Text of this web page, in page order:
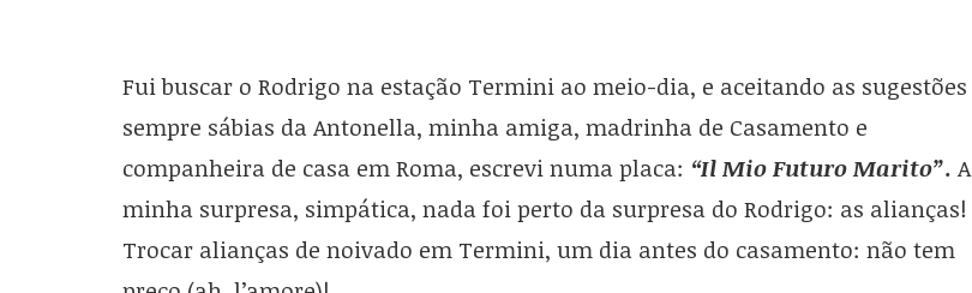
Fui buscar o Rodrigo na estação Termini ao meio-dia, e aceitando as sugestões
sempre sábias da Antonella, minha amiga, madrinha de Casamento e
companheira de casa em Roma, escrevi numa placa: “Il Mio Futuro Marito”. A
minha surpresa, simpática, nada foi perto da surpresa do Rodrigo: as alianças!
Trocar alianças de noivado em Termini, um dia antes do casamento: não tem